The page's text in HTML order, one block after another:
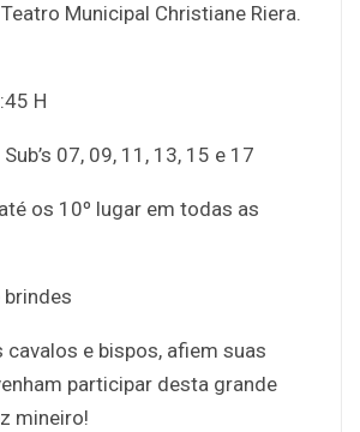
Municipal Christiane Riera.
H
07, 09, 11, 13, 15 e 17
os 10º lugar em todas as
cavalos e bispos, afiem suas
participar desta grande
mineiro!